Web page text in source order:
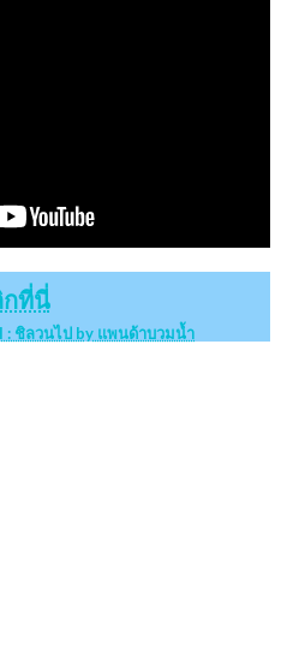
ที่นี่
: ชิลวนไป by แพนด้าบวมน้ำ